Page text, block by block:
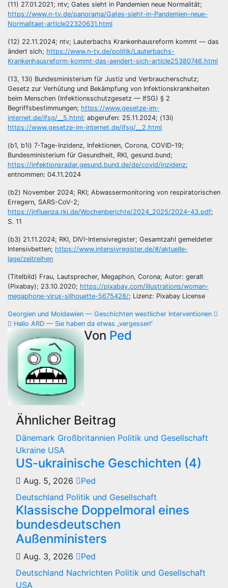
(11) 27.01.2021; ntv; Gates sieht in Pandemien neue Normalität;
https://www.n-tv.de/panorama/Gates-sieht-in-Pandemien-neue-
Normalitaet-article22320631.html
(12) 22.11.2024; ntv; Lauterbachs Krankenhausreform kommt — das
ändert sich; https://www.n-tv.de/politik/Lauterbachs-
Krankenhausreform-kommt-das-aendert-sich-article25380746.html
(13, 13i) Bundesministerium für Justiz und Verbraucherschutz;
Gesetz zur Verhütung und Bekämpfung von Infektionskrankheiten
beim Menschen (Infektionsschutzgesetz — IfSG) § 2
Begriffsbestimmungen; https://www.gesetze-im-
internet.de/ifsg/__5.html; abgerufen: 25.11.2024; (13i)
https://www.gesetze-im-internet.de/ifsg/__2.html
(b1, b1i) 7-Tage-Inzidenz, Infektionen, Corona, COVID-19;
Bundesministerium für Gesundheit, RKI, gesund.bund;
https://infektionsradar.gesund.bund.de/de/covid/inzidenz;
entnommen: 04.11.2024
(b2) November 2024; RKI; Abwassermonitoring von respiratorischen
Erregern, SARS-CoV-2;
https://influenza.rki.de/Wochenberichte/2024_2025/2024-43.pdf;
S. 11
(b3) 21.11.2024; RKI, DIVI-Intensivregister; Gesamtzahl gemeldeter
Intensivbetten; https://www.intensivregister.de/#/aktuelle-
lage/zeitreihen
(Titelbild) Frau, Lautsprecher, Megaphon, Corona; Autor: geralt
(Pixabay); 23.10.2020; https://pixabay.com/illustrations/woman-
megaphone-virus-silhouette-5675428/; Lizenz: Pixabay License
Beitragsnavigation
Georgien und Moldawien — Geschichten westlicher Interventionen
Hallo ARD — Sie haben da etwas „vergessen“
Von Ped
Ähnlicher Beitrag
Dänemark Großbritannien Politik und Gesellschaft
Ukraine USA
US-ukrainische Geschichten (4)
Aug. 5, 2026
Ped
Deutschland Politik und Gesellschaft
Klassische Doppelmoral eines
bundesdeutschen
Außenministers
Aug. 3, 2026
Ped
Deutschland Nachrichten Politik und Gesellschaft
USA